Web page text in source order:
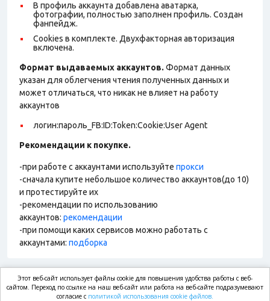
В профиль аккаунта добавлена аватарка,
фотографии, полностью заполнен профиль. Создан
фанпейдж.
Cookies в комплекте. Двухфакторная авторизация
включена.
Формат выдаваемых аккаунтов. Формат данных
указан для облегчения чтения полученных данных и
может отличаться, что никак не влияет на работу
аккаунтов
логин:пароль_FB:ID:Token:Cookie:User Agent
Рекомендации к покупке.
-при работе с аккаунтами используйте прокси
-сначала купите небольшое количество аккаунтов(до 10)
и протестируйте их
-рекомендации по использованию
аккаунтов: рекомендации
-при помощи каких сервисов можно работать с
аккаунтами: подборка
market.com
Этот веб-сайт использует файлы cookie для повышения удобства работы с веб-
сайтом. Переход по ссылке на наш веб-сайт или работа на веб-сайте подразумевают
согласие с политикой использования cookie файлов.